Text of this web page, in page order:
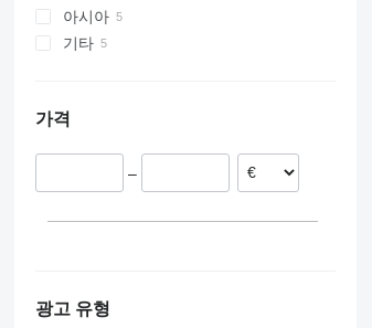
네덜란드
체코
아시아
기타
가격
–
광고 유형